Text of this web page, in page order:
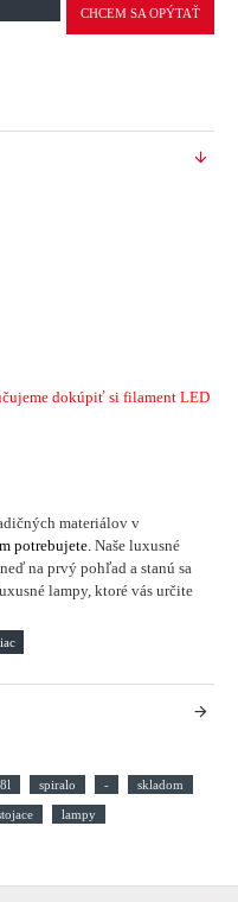
CHCEM SA OPÝTAŤ
dokúpiť si filament LED
materiálov v
potrebujete. Naše luxusné
na prvý pohľad a stanú sa
lampy, ktoré vás určite
8l spiralo - skladom
lampy